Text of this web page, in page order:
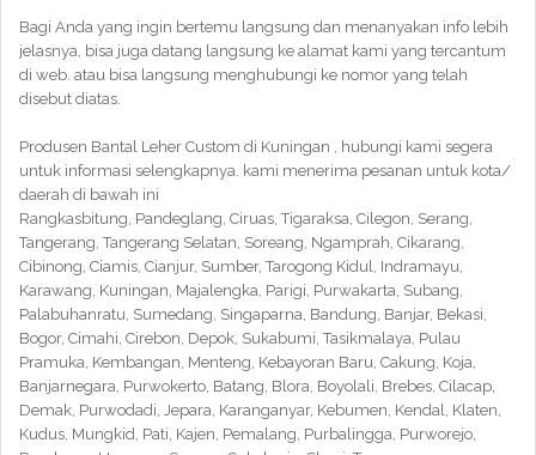
Bagi Anda yang ingin bertemu langsung dan menanyakan info lebih
jelasnya, bisa juga datang langsung ke alamat kami yang tercantum
di web. atau bisa langsung menghubungi ke nomor yang telah
disebut diatas.
Produsen Bantal Leher Custom di Kuningan , hubungi kami segera
untuk informasi selengkapnya. kami menerima pesanan untuk kota/
daerah di bawah ini
Rangkasbitung, Pandeglang, Ciruas, Tigaraksa, Cilegon, Serang,
Tangerang, Tangerang Selatan, Soreang, Ngamprah, Cikarang,
Cibinong, Ciamis, Cianjur, Sumber, Tarogong Kidul, Indramayu,
Karawang, Kuningan, Majalengka, Parigi, Purwakarta, Subang,
Palabuhanratu, Sumedang, Singaparna, Bandung, Banjar, Bekasi,
Bogor, Cimahi, Cirebon, Depok, Sukabumi, Tasikmalaya, Pulau
Pramuka, Kembangan, Menteng, Kebayoran Baru, Cakung, Koja,
Banjarnegara, Purwokerto, Batang, Blora, Boyolali, Brebes, Cilacap,
Demak, Purwodadi, Jepara, Karanganyar, Kebumen, Kendal, Klaten,
Kudus, Mungkid, Pati, Kajen, Pemalang, Purbalingga, Purworejo,